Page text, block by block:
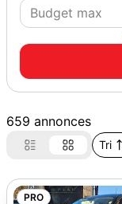
659 annonces
Tri
PRO